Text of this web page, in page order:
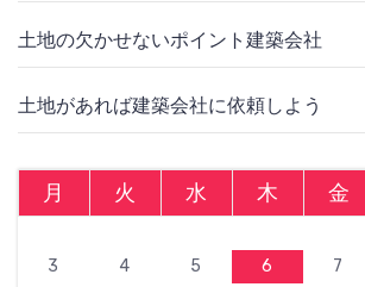
土地の欠かせないポイント建築会社
土地があれば建築会社に依頼しよう
月 火 水 木 金
3
4 5 6 7